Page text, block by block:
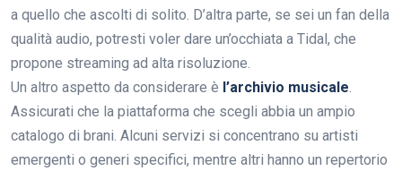
a quello che ascolti di solito. D’altra parte, se sei un fan della
qualità audio, potresti voler dare un’occhiata a Tidal, che
propone streaming ad alta risoluzione.
Un altro aspetto da considerare è l’archivio musicale.
Assicurati che la piattaforma che scegli abbia un ampio
catalogo di brani. Alcuni servizi si concentrano su artisti
emergenti o generi specifici, mentre altri hanno un repertorio